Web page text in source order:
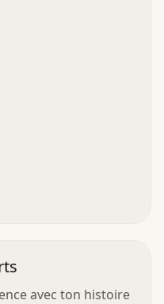
avec ton histoire